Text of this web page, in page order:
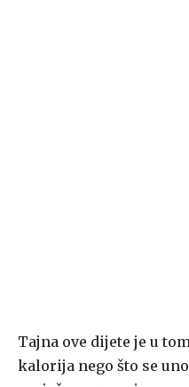
Tajna ove dijete je u
kalorija nego što se